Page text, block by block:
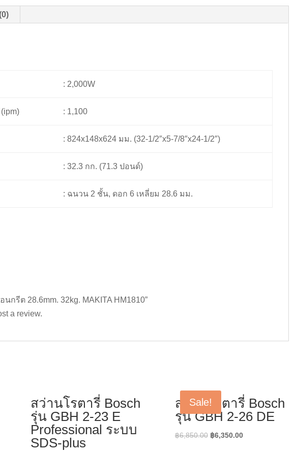
: 2,000W
: 1,100
: 824x148x624 มม. (32-1/2″x5-7/8″x24-1/2″)
: 32.3 กก. (71.3 ปอนด์)
: ฉนวน 2 ชั้น, ดอก 6 เหลี่ยม 28.6 มม.
นกรีต 28.6mm. 32kg. MAKITA HM1810”
a review.
สว่านโรตารี่ Bosch
รุ่น GBH 2-23 E
Professional ระบบ
SDS-plus
Sale!
สว่านโรตารี่ Bosch
รุ่น GBH 2-26 DE
฿6,850.00 Original
฿6,350.00Current